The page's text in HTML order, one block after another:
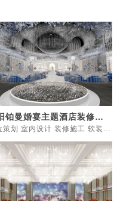
濮阳铂曼婚宴主题酒店装修设计